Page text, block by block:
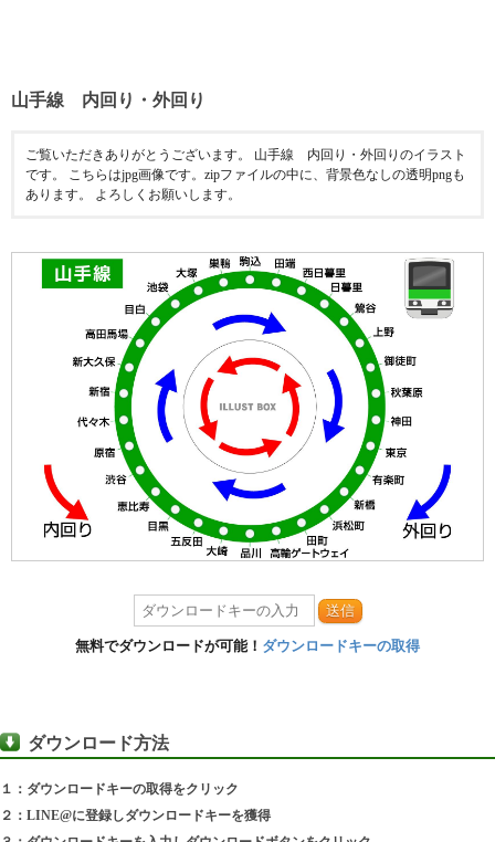
山手線 内回り・外回り
ご覧いただきありがとうございます。 山手線 内回り・外回りのイラスト
です。 こちらはjpg画像です。zipファイルの中に、背景色なしの透明pngも
あります。 よろしくお願いします。
送信
無料でダウンロードが可能！ ダウンロードキーの取得
ダウンロード方法
１：ダウンロードキーの取得をクリック
２：LINE@に登録しダウンロードキーを獲得